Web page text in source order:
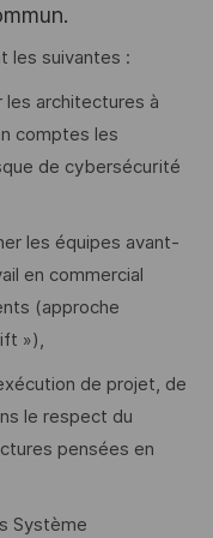
les suivantes :
les architectures à
comptes les
de cybersécurité
les équipes avant-
en commercial
(approche
»),
de projet, de
le respect du
pensées en
Système